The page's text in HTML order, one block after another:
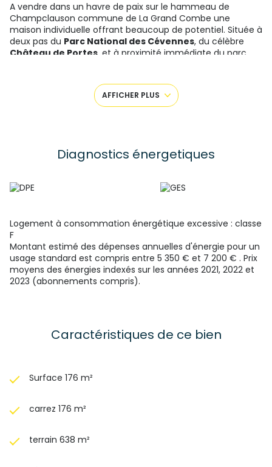
A vendre dans un havre de paix sur le hammeau de
Champclauson commune de La Grand Combe une
maison individuelle offrant beaucoup de potentiel. Située à
deux pas du Parc National des Cévennes, du célèbre
Château de Portes , et à proximité immédiate du parc
plus de 170 m² habitables répartis sur deux
, cette propriété spacieuse est idéale pour :
grande familleen résidence principale,
AFFICHER PLUS
Diagnostics énergetiques
Logement à consommation énergétique excessive : classe
F
Montant estimé des dépenses annuelles d'énergie pour un
usage standard est compris entre 5 350 € et 7 200 € . Prix
moyens des énergies indexés sur les années 2021, 2022 et
2023 (abonnements compris).
Caractéristiques de ce bien
Surface 176 m²
carrez 176 m²
terrain 638 m²